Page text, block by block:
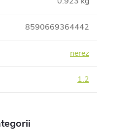
8590669364442
nerez
1.2